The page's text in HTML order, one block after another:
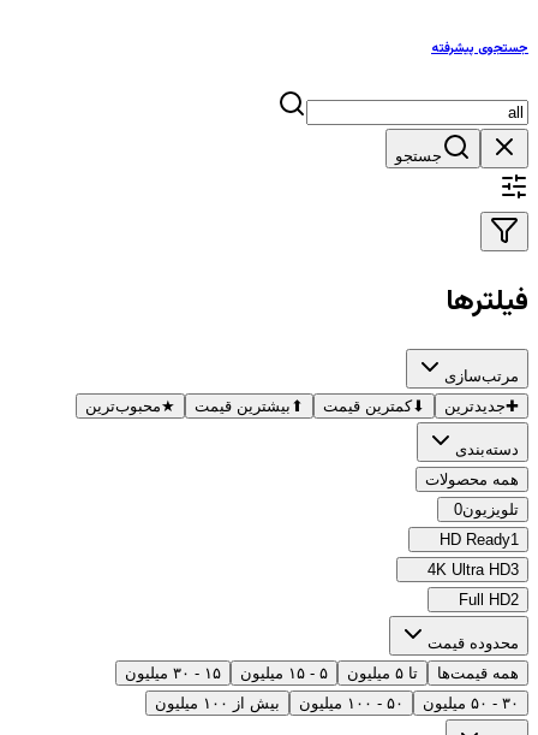
جستجوی پیشرفته
جستجو
فیلترها
مرتب‌سازی
✚جدیدترین ⬇کمترین قیمت ⬆ بیشترین قیمت ★محبوب‌ترین
دسته‌بندی
همه محصولات
تلویزیون0
HD Ready1
4K Ultra HD3
Full HD2
محدوده قیمت
همه قیمت‌ها
تا ۵ میلیون ۵ - ۱۵ میلیون
۱۵ - ۳۰ میلیون
۳۰ - ۵۰ میلیون
۵۰ - ۱۰۰ میلیون بیش از ۱۰۰ میلیون